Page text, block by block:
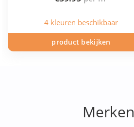
4 kleuren beschikbaar
product bekijken
Merken